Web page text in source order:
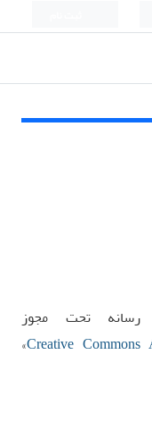
تحت مجوز
«Creative